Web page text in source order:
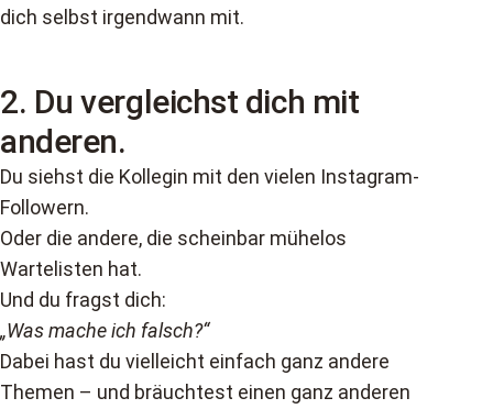
dich selbst irgendwann mit.
2. Du vergleichst dich mit
anderen.
Du siehst die Kollegin mit den vielen Instagram-
Followern.
Oder die andere, die scheinbar mühelos
Wartelisten hat.
Und du fragst dich:
„Was mache ich falsch?“
Dabei hast du vielleicht einfach ganz andere
Themen – und bräuchtest einen ganz anderen